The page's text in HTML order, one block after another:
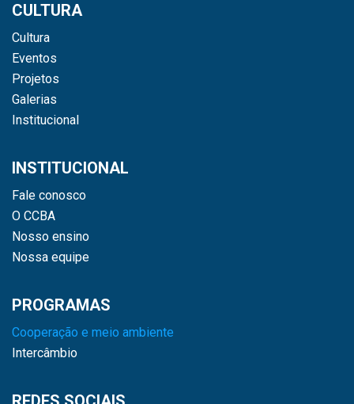
CULTURA
Cultura
Eventos
Projetos
Galerias
Institucional
INSTITUCIONAL
Fale conosco
O CCBA
Nosso ensino
Nossa equipe
PROGRAMAS
Cooperação e meio ambiente
Intercâmbio